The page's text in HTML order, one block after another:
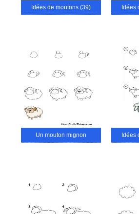
Idées de moutons (39) Idées
Un mouton mignon Idées